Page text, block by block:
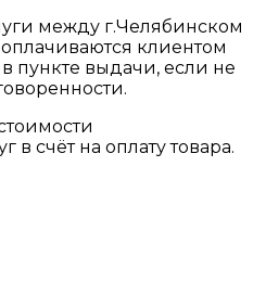
между г.Челябинском
клиентом
пункте выдачи, если не
в счёт на оплату товара.